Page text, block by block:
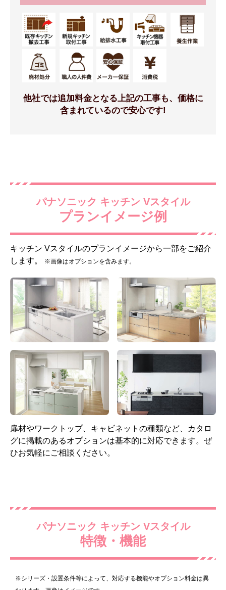
VI10ホワイト(IW)
ハンドル(HAN)
標準仕様モデル
ワークトップ
人造大理石カウンター グ
標準仕様モデル
シンク
スキマレスシンク ステン
レスタイプ ※本体サイズ
によって大きさは異なりま
キッチン水栓
シングルレバー混合水栓
(ハンドル樹脂製)
標準仕様モデル
調理機器
ガスコンロ 60cm 片面焼き
グリル 無水グリル ホーロ
ー天板 ブラック
標準仕様モデル
ン 間口75cm 全高70cm ブ
スライド収納
標準仕様モデル
他社では追加料金となる上記の工事も、価格に
含まれているので安心です!
パナソニック キッチン Vスタイル
プランイメージ例
キッチン Vスタイルのプランイメージから一部をご紹介
します。
※画像はオプションを含みます。
扉材やワークトップ、キャビネットの種類など、カタロ
グに掲載のあるオプションは基本的に対応できます。ぜ
ひお気軽にご相談ください。
パナソニック キッチン Vスタイル
特徴・機能
※シリーズ・設置条件等によって、対応する機能やオプション料金は異